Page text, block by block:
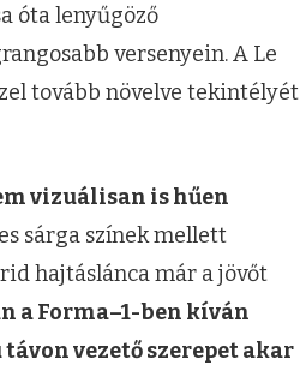
óta lenyűgöző
versenyein. A Le
tovább növelve tekintélyét
vizuálisan is hűen
sárga színek mellett
hajtáslánca már a jövőt
a Forma–1-ben kíván
vezető szerepet akar